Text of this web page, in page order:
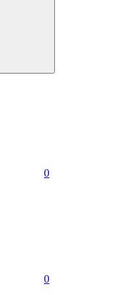
0
0